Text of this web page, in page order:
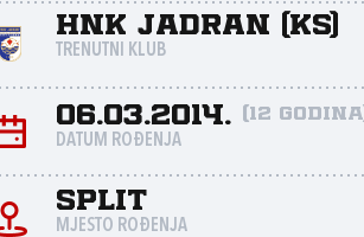
HNK Jadran (KS)
TRENUTNI KLUB
06.03.2014. (12 godina)
DATUM ROĐENJA
Split
MJESTO ROĐENJA